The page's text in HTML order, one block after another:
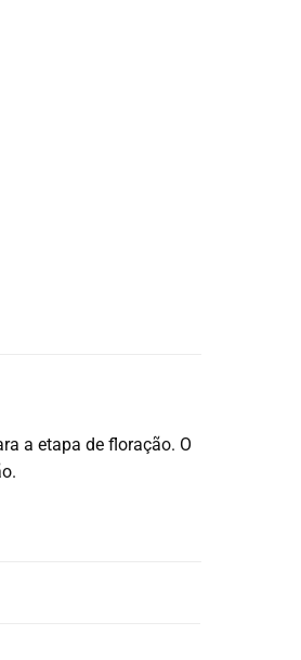
a etapa de floração. O